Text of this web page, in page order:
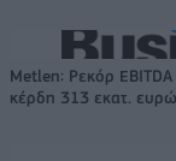
Metlen: Ρεκόρ
κέρδη 313 εκατ. ευρώ